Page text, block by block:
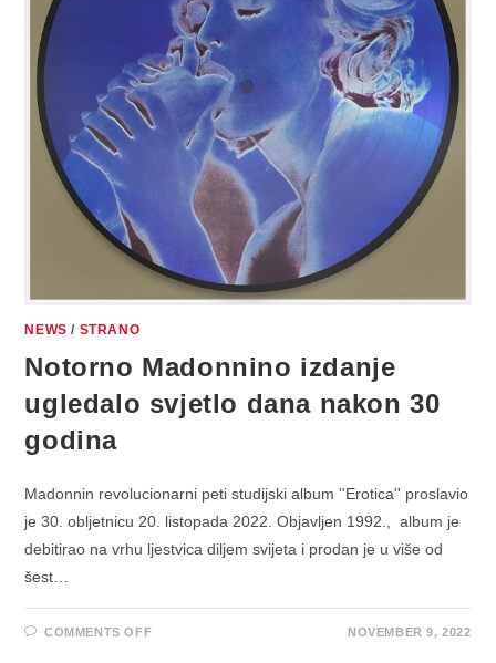
NEWS / STRANO
Notorno Madonnino izdanje
ugledalo svjetlo dana nakon 30
godina
Madonnin revolucionarni peti studijski album ''Erotica'' proslavio
je 30. obljetnicu 20. listopada 2022. Objavljen 1992., album je
debitirao na vrhu ljestvica diljem svijeta i prodan je u više od
šest…
COMMENTS OFFON
NOVEMBER 9, 2022